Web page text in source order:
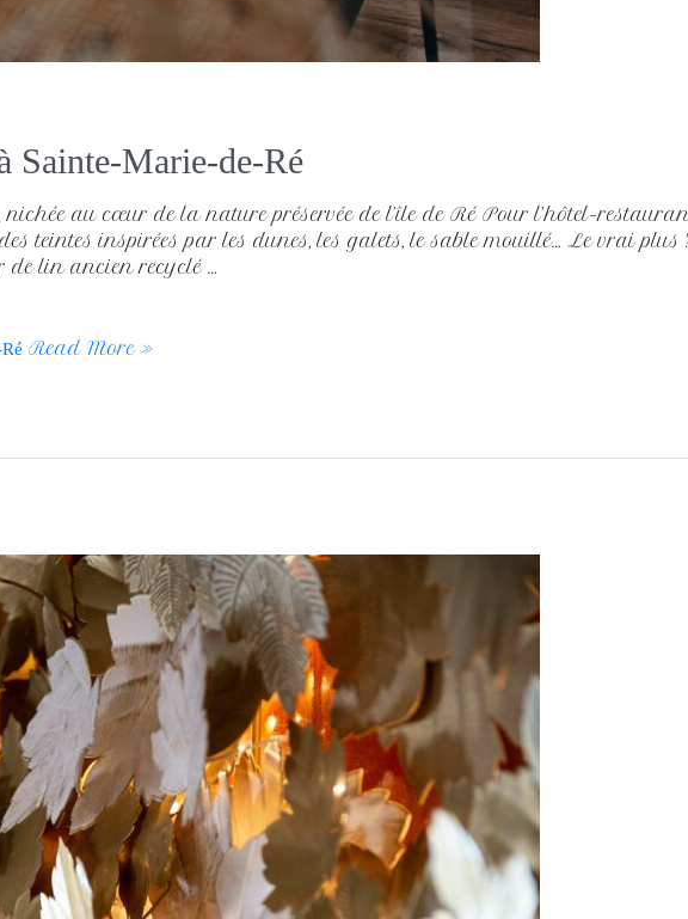
Sainte-Marie-de-Ré
nichée au cœur de la nature préservée de l’île de Ré Pour l’hôtel-
teintes inspirées par les dunes, les galets, le sable mouillé… Le vrai
de lin ancien recyclé …
Read More »